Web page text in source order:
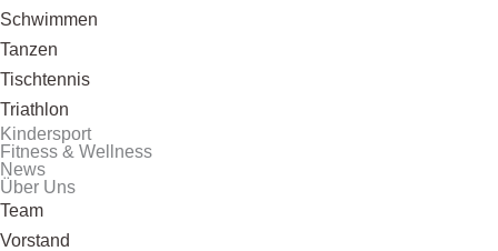
Schwimmen
Tanzen
Tischtennis
Triathlon
Kindersport
Fitness & Wellness
News
Über Uns
Team
Vorstand